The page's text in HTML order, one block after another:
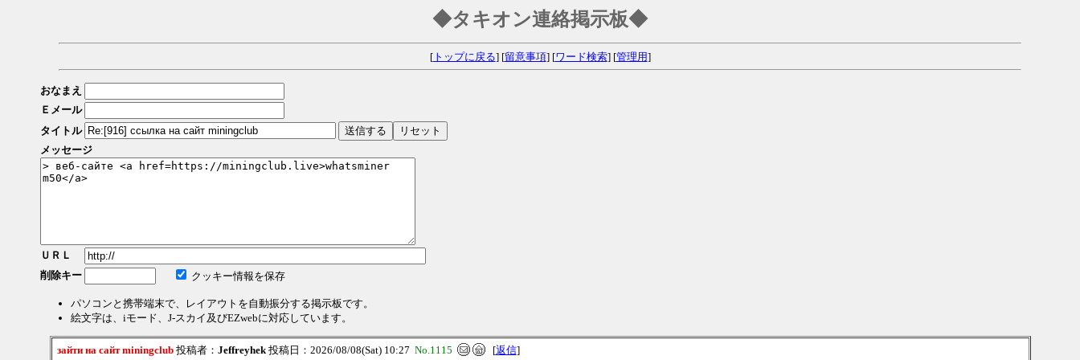
◆タキオン連絡掲示板◆
[トップに戻る] [留意事項] [ワード検索] [管理用]
おなまえ
Ｅメール
タイトル
メッセージ
ＵＲＬ
削除キー
クッキー情報を保存
パソコンと携帯端末で、レイアウトを自動振分する掲示板です。
絵文字は、iモード、J-スカイ及びEZwebに対応しています。
зайти на сайт miningclub投稿者： Jeffreyhek投稿日：2026/08/08(Sat) 10:27 No.1115 [返信]